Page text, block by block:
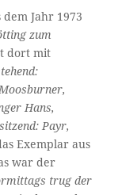
Jahr 1973
zum
dort mit
Hans,
Payr,
Exemplar aus
war der
trug der